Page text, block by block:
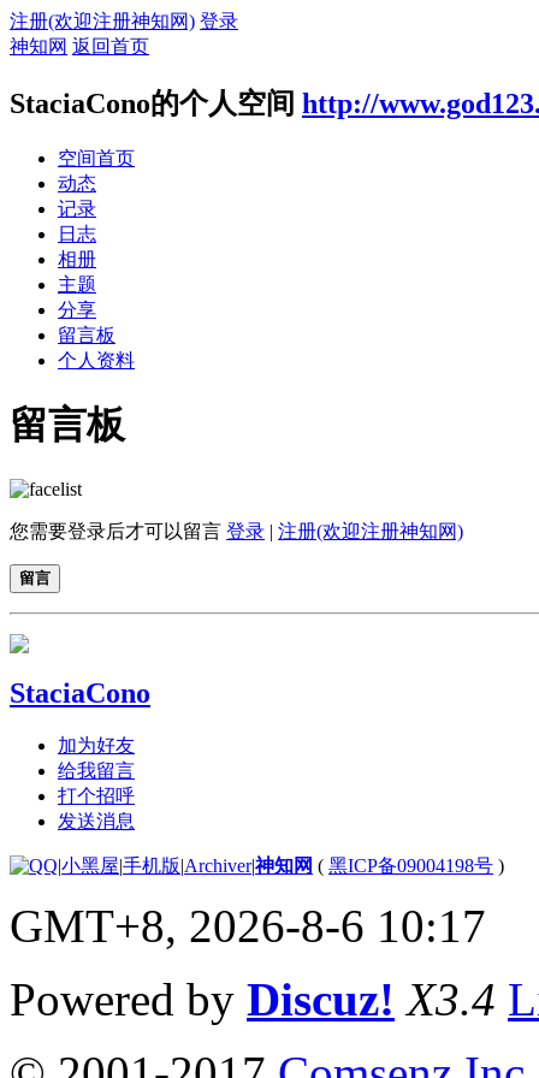
注册(欢迎注册神知网) 登录
神知网 返回首页
StaciaCono的个人空间 http://
空间首页
动态
记录
日志
相册
主题
分享
留言板
个人资料
留言板
您需要登录后才可以留言 登录 | 注册(欢迎注册神知网)
留言
StaciaCono
加为好友
给我留言
打个招呼
发送消息
|小黑屋|手机版|Archiver|神知网 ( 黑ICP备09004198号 )
GMT+8, 2026-8-6 10:17
Powered by Discuz! X3.4